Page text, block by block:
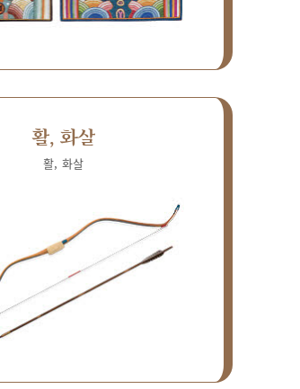
활, 화살
활, 화살